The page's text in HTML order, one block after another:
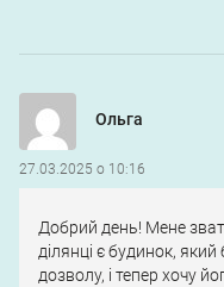
Ольга
27.03.2025 о 10:16
Добрий день! Мене
ділянці є будинок,
дозволу, і тепер хочу